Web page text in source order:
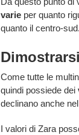
varieper quanto
quanto il centro-
Come tutte le
quindi possiede dei
declinano anche
I valori di Zara